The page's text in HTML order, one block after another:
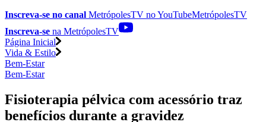
Inscreva-se no canal MetrópolesTV noYouTubeMetrópolesTV
Inscreva-se na MetrópolesTV
Página Inicial
Vida & Estilo
Bem-Estar
Bem-Estar
Fisioterapia pélvica com acessório traz
benefícios durante a gravidez